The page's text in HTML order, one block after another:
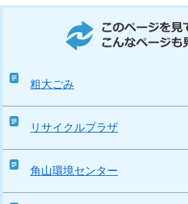
粗大ごみ
リサイクルプラザ
角山環境センター